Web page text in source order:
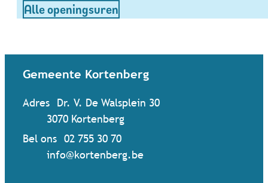
Alle openingsuren
Gemeente Kortenberg
Adres Dr. V. De Walsplein 30
,
3070 Kortenberg
Bel ons 02 755 30 70
Mail ons
info@kortenberg.be